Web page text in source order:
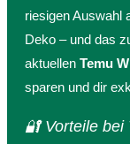
riesigen Auswahl
Deko – und das
aktuellen Temu
sparen und dir
🔐 Vorteile bei